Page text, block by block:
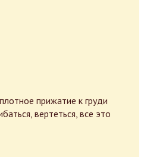
прижатие к груди
вертеться, все это